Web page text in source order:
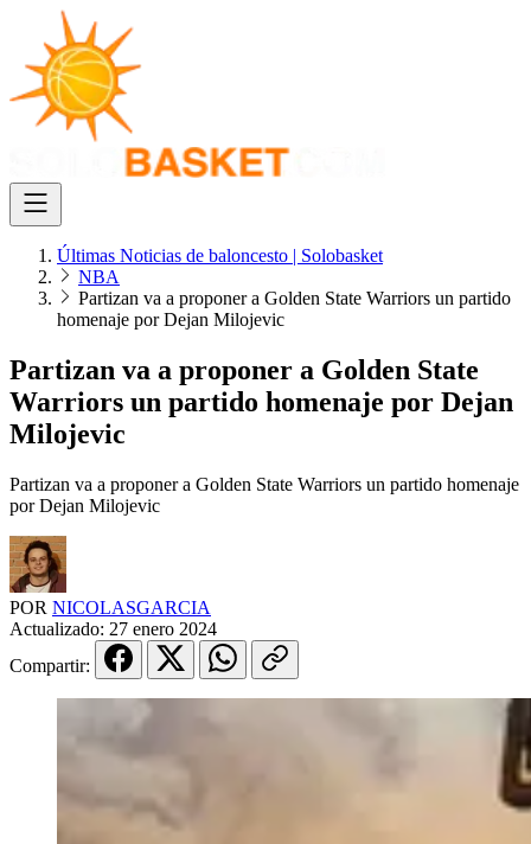
Últimas Noticias de baloncesto | Solobasket
NBA
Partizan va a proponer a Golden State Warriors un partido
homenaje por Dejan Milojevic
Partizan va a proponer a Golden State
Warriors un partido homenaje por Dejan
Milojevic
Partizan va a proponer a Golden State Warriors un partido homenaje
por Dejan Milojevic
POR NICOLASGARCIA
Actualizado: 27 enero 2024
Compartir: